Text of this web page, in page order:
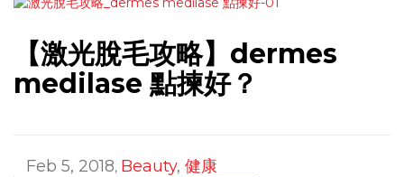
【激光脫毛攻略】dermes
medilase 點揀好？
Feb 5, 2018, Beauty, 健康